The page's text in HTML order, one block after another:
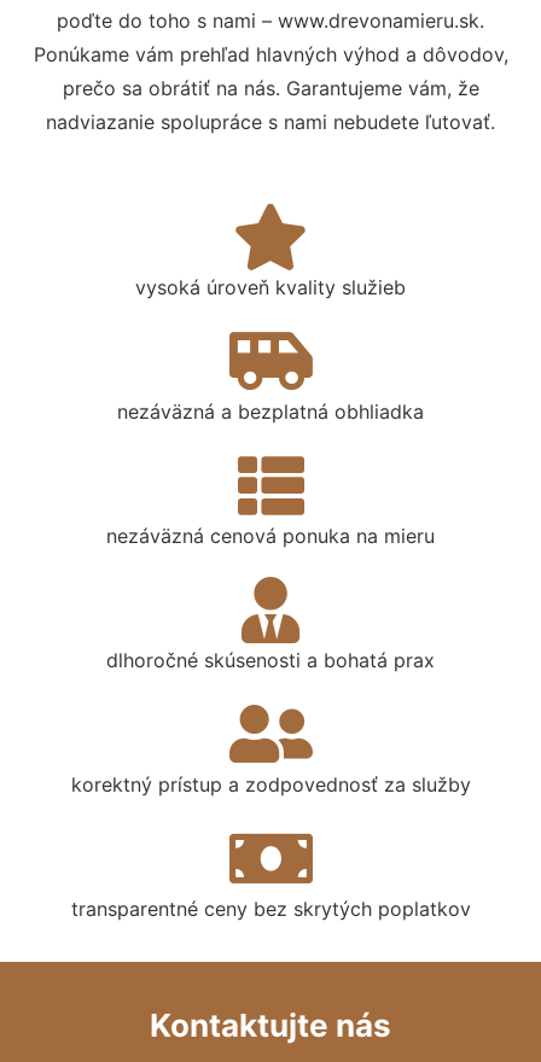
poďte do toho s nami – www.drevonamieru.sk.
Ponúkame vám prehľad hlavných výhod a dôvodov,
prečo sa obrátiť na nás. Garantujeme vám, že
nadviazanie spolupráce s nami nebudete ľutovať.
vysoká úroveň kvality služieb
nezáväzná a bezplatná obhliadka
nezáväzná cenová ponuka na mieru
dlhoročné skúsenosti a bohatá prax
korektný prístup a zodpovednosť za služby
transparentné ceny bez skrytých poplatkov
Kontaktujte nás